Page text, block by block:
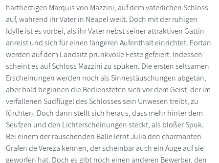
hartherzigen Marquis von Mazzini, auf dem väterlichen Schloss
auf, während ihr Vater in Neapel weilt. Doch mit der ruhigen
Idylle ist es vorbei, als ihr Vater nebst seiner attraktiven Gattin
anreist und sich für einen längeren Aufenthalt einrichtet. Fortan
werden auf dem Landsitz prunkvolle Feste gefeiert. Indessen
scheint es auf Schloss Mazzini zu spuken. Die ersten seltsamen
Erscheinungen werden noch als Sinnestäuschungen abgetan,
aber bald beginnen die Bediensteten sich vor dem Geist, der im
verfallenen Südflügel des Schlosses sein Unwesen treibt, zu
fürchten. Doch dann stellt sich heraus, dass mehr hinter dem
Seufzen und den Lichterscheinungen steckt, als bloßer Spuk.
Bei einem der rauschenden Bälle lernt Julia den charmanten
Grafen de Vereza kennen, der scheinbar auch ein Auge auf sie
geworfen hat. Doch es gibt noch einen anderen Bewerber, den